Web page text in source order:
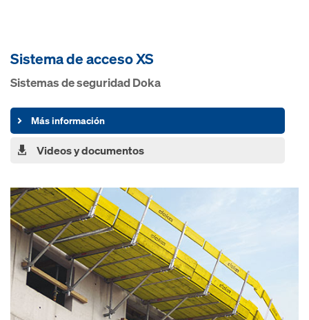
Sistema de acceso XS
Sistemas de seguridad Doka
Más información
Videos y documentos